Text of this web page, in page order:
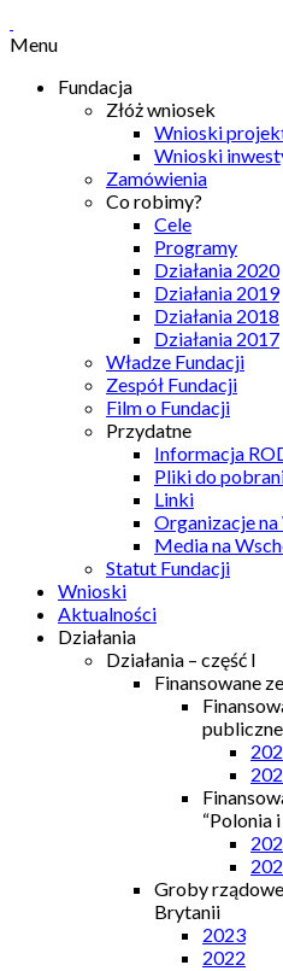
Menu
Fundacja
Złóż wniosek
Wnioski
Wnioski
Zamówienia
Co robimy?
Cele
Programy
Działania 2020
Działania 2019
Działania 2018
Działania 2017
Władze Fundacji
Zespół Fundacji
Film o Fundacji
Przydatne
Informacja
Pliki do
Linki
Organizacje
Media na
Statut Fundacji
Wnioski
Aktualności
Działania
Działania – część I
Finansowane
“Polonia
Groby
Brytanii
2023
2022